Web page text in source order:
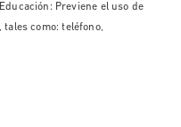
Previene el uso de
como: teléfono,